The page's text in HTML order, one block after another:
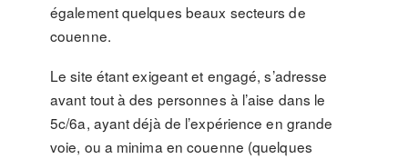
également quelques beaux secteurs de
couenne.
Le site étant exigeant et engagé, s’adresse
avant tout à des personnes à l’aise dans le
5c/6a, ayant déjà de l’expérience en grande
voie, ou a minima en couenne (quelques